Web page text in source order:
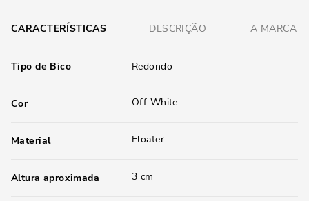
CARACTERÍSTICAS DESCRIÇÃO A MARCA
Tipo de Bico Redondo
Cor Off White
Material Floater
Altura aproximada 3 cm